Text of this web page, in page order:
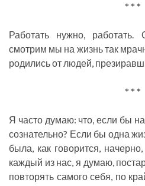
* * *
Работать нужно,
смотрим мы на жизнь так
родились от людей,
* * *
Я часто думаю: что, если бы
сознательно? Если бы одна
была, как говорится,
каждый из нас, я думаю,
повторять самого себя, по